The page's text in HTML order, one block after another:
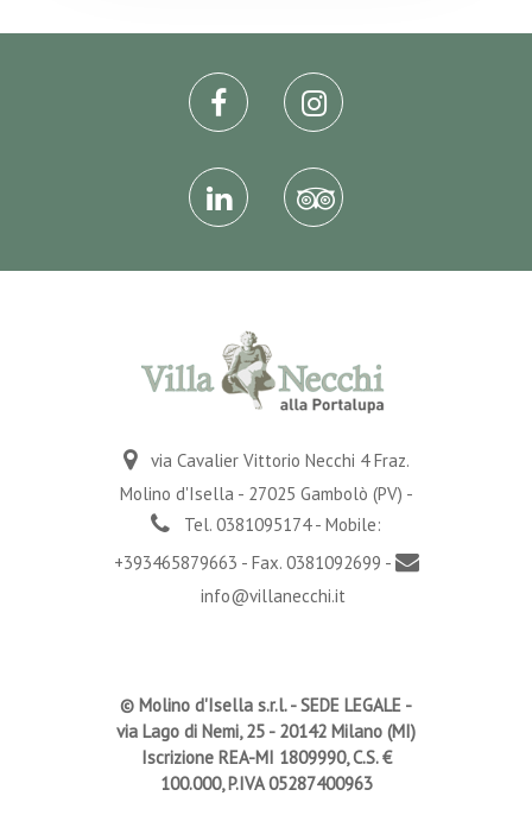
via Cavalier Vittorio Necchi 4 Fraz.
Molino d'Isella - 27025 Gambolò (PV) -
Tel. 0381095174 - Mobile:
+393465879663 - Fax. 0381092699 -
info@villanecchi.it
© Molino d'Isella s.r.l. -SEDE LEGALE -
via Lago di Nemi, 25 - 20142 Milano (MI)
Iscrizione REA-MI 1809990, C.S. €
100.000, P.IVA 05287400963